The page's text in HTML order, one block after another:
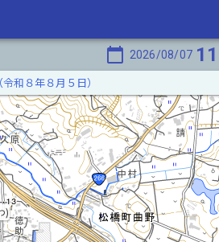
calendar_today 2026/08/07
)
和８年８月５日）